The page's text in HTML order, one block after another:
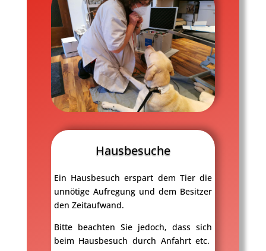
Hausbesuche
Ein Hausbesuch erspart dem Tier die
unnötige Aufregung und dem Besitzer
den Zeitaufwand.
Bitte beachten Sie jedoch, dass sich
beim Hausbesuch durch Anfahrt etc.